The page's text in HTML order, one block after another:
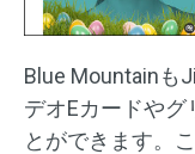
Blue Mountainも
デオEカードやグ
とができます。